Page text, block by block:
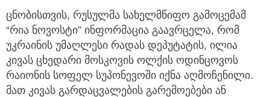
ცნობისთვის, რუსულმა სახელმწიფო გამოცემამ
“რია ნოვოსტი” ინფორმაცია გაავრცელა, რომ
უკრაინის უმაღლესი რადას დეპუტატის, ილია
კივას ცხედარი მოსკოვის ოლქის ოდინცოვოს
რაიონის სოფელ სუპონევოში იქნა აღმოჩენილი.
მათ კივას გარდაცვალების გარემოებები ან